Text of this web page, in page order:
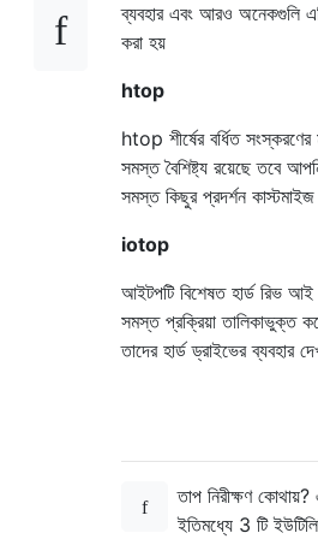
ব্যবহার এবং আরও অনেকগুলি
করা হয়
htop
htop শীর্ষের বর্ধিত
সমস্ত বৈশিষ্ট্য রয়েছে তবে
সমস্ত কিছুর প্রদর্শন
iotop
আইটপটি বিশেষত হার্ড রিভ
সমস্ত প্রক্রিয়া তালিকাভুক্ত
তাদের হার্ড ড্রাইভের ব্যবহার
তাপ নিরীক্ষণ
ইতিমধ্যে 3 টি